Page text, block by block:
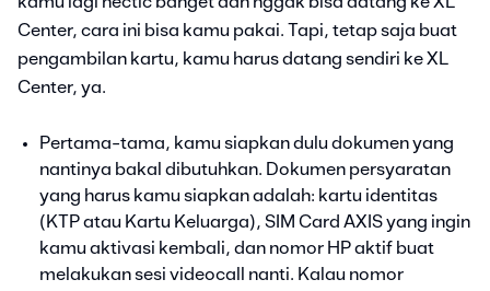
Center, cara ini bisa kamu pakai. Tapi, tetap saja buat
pengambilan kartu, kamu harus datang sendiri ke XL
Center, ya.
Pertama-tama, kamu siapkan dulu dokumen yang
nantinya bakal dibutuhkan. Dokumen persyaratan
yang harus kamu siapkan adalah: kartu identitas
(KTP atau Kartu Keluarga), SIM Card AXIS yang ingin
kamu aktivasi kembali, dan nomor HP aktif buat
melakukan sesi videocall nanti. Kalau nomor